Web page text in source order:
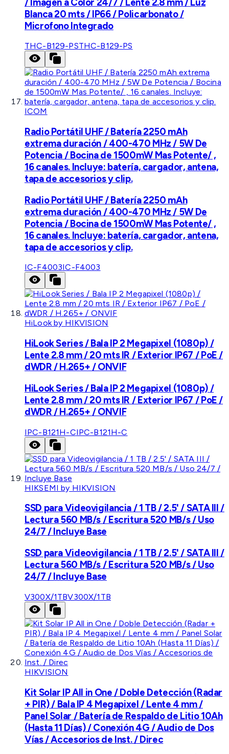
Blanca 20 mts / IP66 / Policarbonato /
Microfono Integrado
THC-B129-PSTHC-B129-PS
ICOM
Radio Portátil UHF / Batería 2250 mAh
extrema duración / 400-470 MHz / 5W De
Potencia / Bocina de 1500mW Mas Potente/ ,
16 canales. Incluye: batería, cargador, antena,
tapa de accesorios y clip.
Radio Portátil UHF / Batería 2250 mAh
extrema duración / 400-470 MHz / 5W De
Potencia / Bocina de 1500mW Mas Potente/ ,
16 canales. Incluye: batería, cargador, antena,
tapa de accesorios y clip.
IC-F4003IC-F4003
HiLook by HIKVISION
HiLook Series / Bala IP 2 Megapixel (1080p) /
Lente 2.8 mm / 20 mts IR / Exterior IP67 / PoE /
dWDR / H.265+ / ONVIF
HiLook Series / Bala IP 2 Megapixel (1080p) /
Lente 2.8 mm / 20 mts IR / Exterior IP67 / PoE /
dWDR / H.265+ / ONVIF
IPC-B121H-CIPC-B121H-C
HIKSEMI by HIKVISION
SSD para Videovigilancia / 1 TB / 2.5' / SATA III /
Lectura 560 MB/s / Escritura 520 MB/s / Uso
24/7 / Incluye Base
SSD para Videovigilancia / 1 TB / 2.5' / SATA III /
Lectura 560 MB/s / Escritura 520 MB/s / Uso
24/7 / Incluye Base
V300X/1TBV300X/1TB
HIKVISION
Kit Solar IP All in One / Doble Detección (Radar
+ PIR) / Bala IP 4 Megapixel / Lente 4 mm /
Panel Solar / Batería de Respaldo de Litio 10Ah
(Hasta 11 Días) / Conexión 4G / Audio de Dos
Vías / Accesorios de Inst. / Direc